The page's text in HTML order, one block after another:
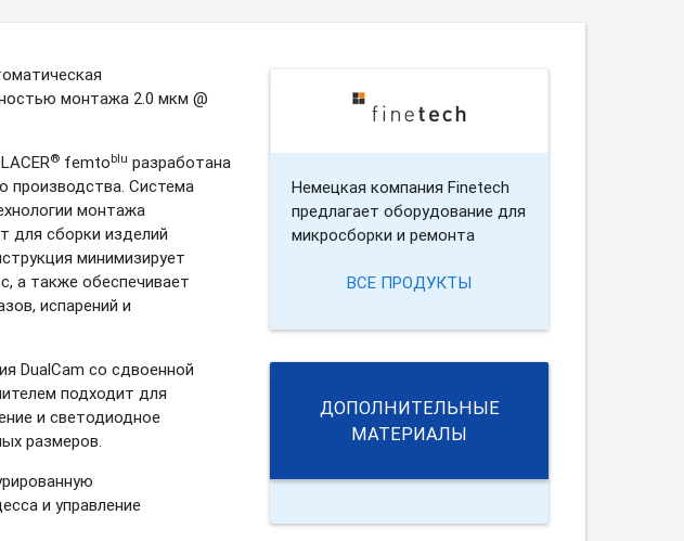
монтажа 2.0 мкм @
®femtoblu разработана
производства. Система
монтажа
для сборки изделий
минимизирует
а также обеспечивает
испарений и
DualCam со сдвоенной
подходит для
и светодиодное
размеров.
и управление
Немецкая компания Finetech
предлагает оборудование для
микросборки и ремонта
ВСЕ ПРОДУКТЫ
ДОПОЛНИТЕЛЬНЫЕ
МАТЕРИАЛЫ